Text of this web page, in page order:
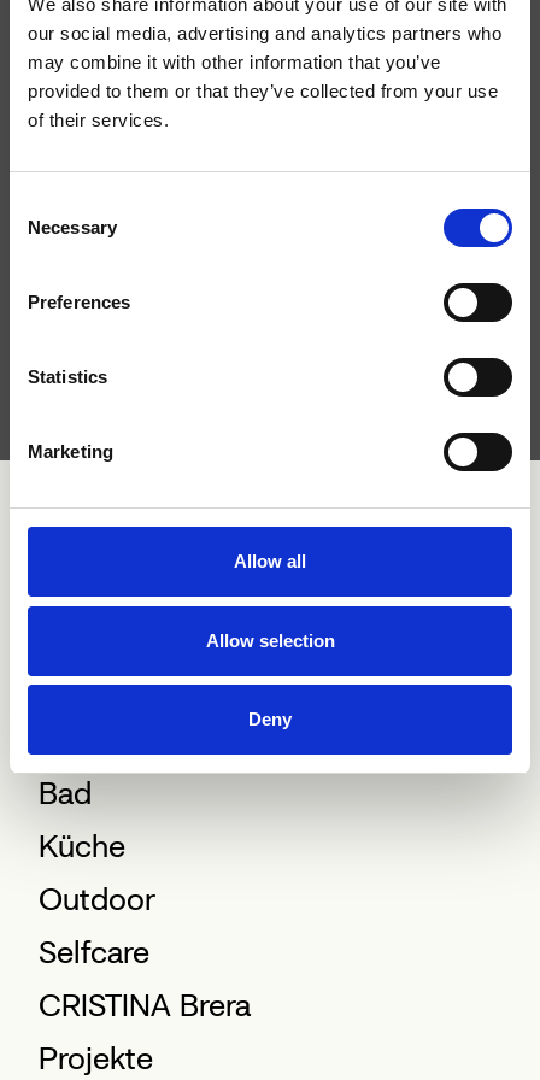
We also share information about your use of our site with
our social media, advertising and analytics partners who
may combine it with other information that you’ve
provided to them or that they’ve collected from your use
of their services.
Selection
Necessary
Preferences
Statistics
Marketing
Allow all
Allow selection
Deny
bleiben.
Bad
Küche
Outdoor
Selfcare
CRISTINA Brera
Projekte